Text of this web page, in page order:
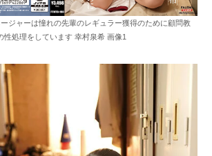
ジャーは憧れの先輩のレギュラー獲得のために顧問教
性処理をしています 幸村泉希 画像1